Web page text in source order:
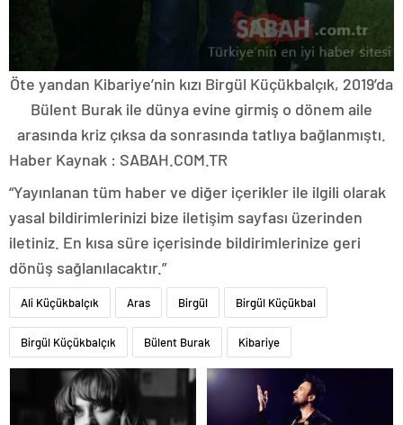
Öte yandan Kibariye’nin kızı Birgül Küçükbalçık, 2019’da
Bülent Burak ile dünya evine girmiş o dönem aile
arasında kriz çıksa da sonrasında tatlıya bağlanmıştı.
Haber Kaynak : SABAH.COM.TR
“Yayınlanan tüm haber ve diğer içerikler ile ilgili olarak
yasal bildirimlerinizi bize iletişim sayfası üzerinden
iletiniz. En kısa süre içerisinde bildirimlerinize geri
dönüş sağlanılacaktır.”
Ali Küçükbalçık Aras Birgül Birgül Küçükbal
Birgül Küçükbalçık Bülent Burak Kibariye